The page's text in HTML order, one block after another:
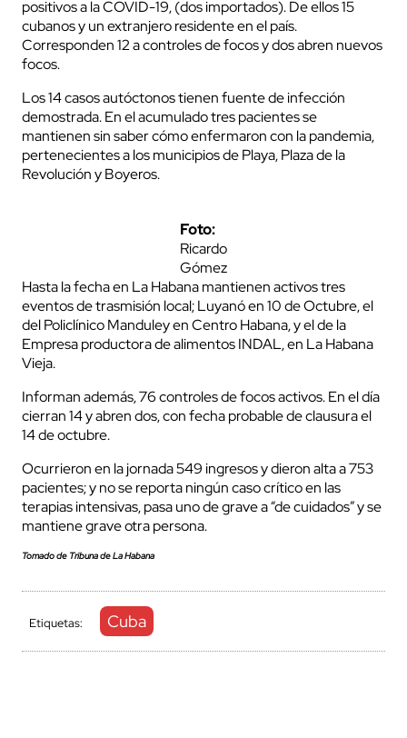
positivos a la COVID-19, (dos importados). De ellos 15
cubanos y un extranjero residente en el país.
Corresponden 12 a controles de focos y dos abren nuevos
focos.
Los 14 casos autóctonos tienen fuente de infección
demostrada. En el acumulado tres pacientes se
mantienen sin saber cómo enfermaron con la pandemia,
pertenecientes a los municipios de Playa, Plaza de la
Revolución y Boyeros.
Foto:
Ricardo
Gómez
Hasta la fecha en La Habana mantienen activos tres
eventos de trasmisión local; Luyanó en 10 de Octubre, el
del Policlínico Manduley en Centro Habana, y el de la
Empresa productora de alimentos INDAL, en La Habana
Vieja.
Informan además, 76 controles de focos activos. En el día
cierran 14 y abren dos, con fecha probable de clausura el
14 de octubre.
Ocurrieron en la jornada 549 ingresos y dieron alta a 753
pacientes; y no se reporta ningún caso crítico en las
terapias intensivas, pasa uno de grave a “de cuidados” y se
mantiene grave otra persona.
Tomado de Tribuna de La Habana
Etiquetas: Cuba